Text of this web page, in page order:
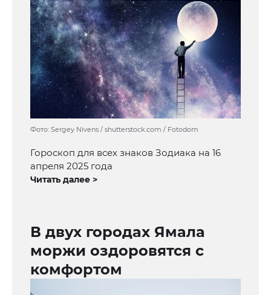
Фото: Sergey Nivens / shutterstock.com / Fotodom
Гороскоп для всех знаков Зодиака на 16
апреля 2025 года
Читать далее >
В двух городах Ямала
моржи оздоровятся с
комфортом